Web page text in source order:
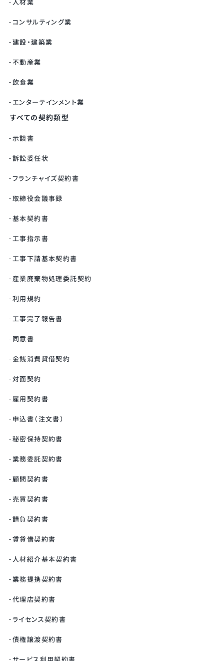
人材業
コンサルティング業
建設・建築業
不動産業
飲食業
エンターテインメント業
すべての契約類型
示談書
訴訟委任状
フランチャイズ契約書
取締役会議事録
基本契約書
工事指示書
工事下請基本契約書
産業廃棄物処理委託契約
利用規約
工事完了報告書
同意書
金銭消費貸借契約
対面契約
雇用契約書
申込書（注文書）
秘密保持契約書
業務委託契約書
顧問契約書
売買契約書
請負契約書
賃貸借契約書
人材紹介基本契約書
業務提携契約書
代理店契約書
ライセンス契約書
債権譲渡契約書